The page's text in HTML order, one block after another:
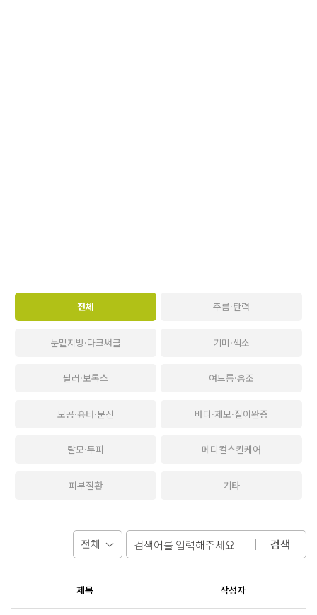
전체 주름·탄력
눈밑지방·다크써클 기미·색소
필러·보톡스 여드름·홍조
모공·흉터·문신 바디·제모·질이완증
탈모·두피 메디컬스킨케어
피부질환 기타
검색
제목 작성자